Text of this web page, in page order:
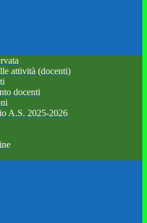
attività (docenti)
docenti
A.S. 2025-2026